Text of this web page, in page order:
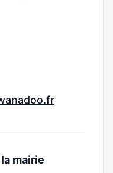
mairie